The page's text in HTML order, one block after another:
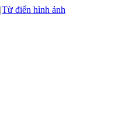
|Từ điển hình ảnh